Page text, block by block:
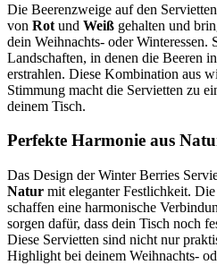
Die Beerenzweige auf den
von Rot und Weiß gehalten und
dein Weihnachts- oder Winteressen.
Landschaften, in denen die Beeren
erstrahlen. Diese Kombination aus
Stimmung macht die Servietten zu
deinem Tisch.
Perfekte Harmonie aus
Das Design der Winter Berries
Natur mit eleganter Festlichkeit.
schaffen eine harmonische
sorgen dafür, dass dein Tisch noch
Diese Servietten sind nicht nur
Highlight bei deinem Weihnachts-